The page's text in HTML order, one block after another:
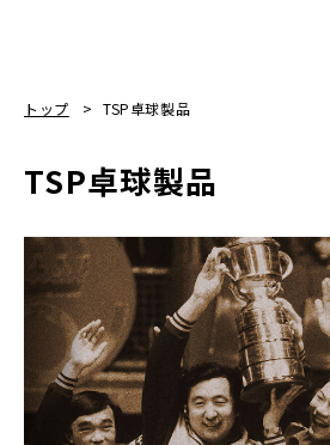
トップ TSP卓球製品
TSP卓球製品